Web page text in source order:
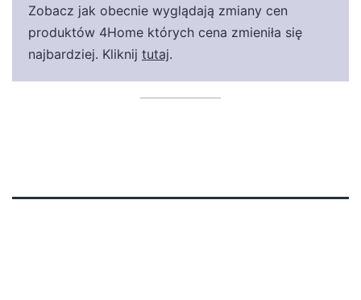
Zobacz jak obecnie wyglądają zmiany cen
produktów 4Home których cena zmieniła się
najbardziej. Kliknij tutaj.